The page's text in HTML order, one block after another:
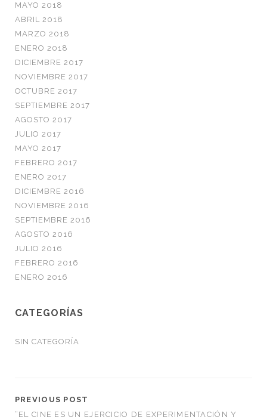
MAYO 2018
ABRIL 2018
MARZO 2018
ENERO 2018
DICIEMBRE 2017
NOVIEMBRE 2017
OCTUBRE 2017
SEPTIEMBRE 2017
AGOSTO 2017
JULIO 2017
MAYO 2017
FEBRERO 2017
ENERO 2017
DICIEMBRE 2016
NOVIEMBRE 2016
SEPTIEMBRE 2016
AGOSTO 2016
JULIO 2016
FEBRERO 2016
ENERO 2016
CATEGORÍAS
SIN CATEGORÍA
PREVIOUS POST
“EL CINE ES UN EJERCICIO DE EXPERIMENTACIÓN Y